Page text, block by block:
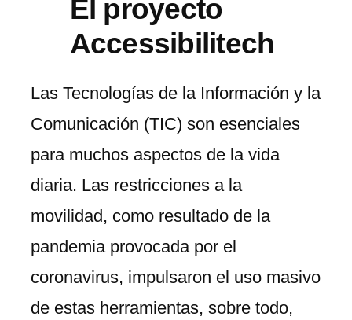
El proyecto
Accessibilitech
Las Tecnologías de la Información y la
Comunicación (TIC) son esenciales
para muchos aspectos de la vida
diaria. Las restricciones a la
movilidad, como resultado de la
pandemia provocada por el
coronavirus, impulsaron el uso masivo
de estas herramientas, sobre todo,